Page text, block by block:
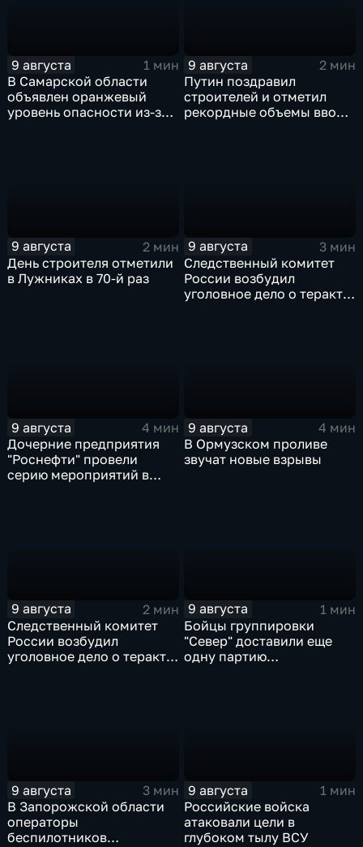
9 августа
1 мин
В Самарской области
объявлен оранжевый
уровень опасности из-за
9 августа
2 мин
Путин поздравил
строителей и отметил
рекордные объемы ввода
9 августа
2 мин
День строителя отметили
в Лужниках в 70-й раз
9 августа
3 мин
Следственный комитет
России возбудил
уголовное дело о теракте
9 августа
4 мин
Дочерние предприятия
"Роснефти" провели
серию мероприятий в
9 августа
4 мин
В Ормузском проливе
звучат новые взрывы
9 августа
2 мин
Следственный комитет
России возбудил
уголовное дело о теракте
9 августа
1 мин
Бойцы группировки
"Север" доставили еще
одну партию
9 августа
3 мин
В Запорожской области
операторы
беспилотников
9 августа
1 мин
Российские войска
атаковали цели в
глубоком тылу ВСУ